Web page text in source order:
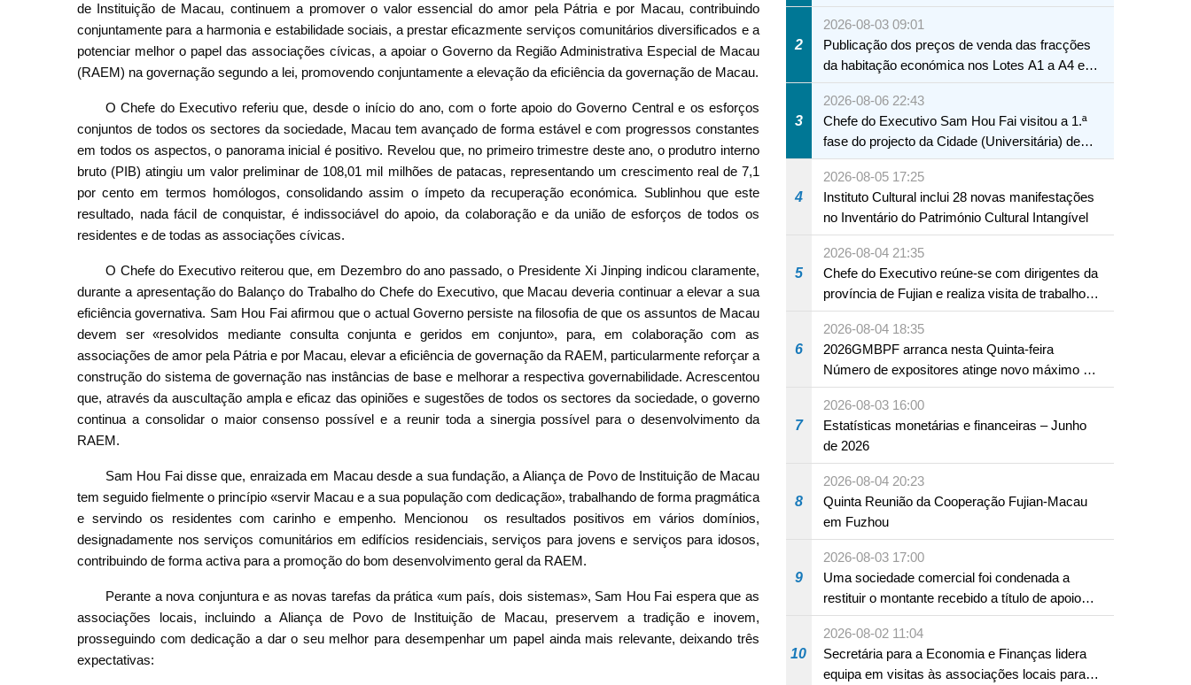
de Instituição de Macau, continuem a promover o valor essencial do amor pela Pátria e por Macau, contribuindo
conjuntamente para a harmonia e estabilidade sociais, a prestar eficazmente serviços comunitários diversificados e a
potenciar melhor o papel das associações cívicas, a apoiar o Governo da Região Administrativa Especial de Macau
(RAEM) na governação segundo a lei, promovendo conjuntamente a elevação da eficiência da governação de Macau.
O Chefe do Executivo referiu que, desde o início do ano, com o forte apoio do Governo Central e os esforços
conjuntos de todos os sectores da sociedade, Macau tem avançado de forma estável e com progressos constantes
em todos os aspectos, o panorama inicial é positivo. Revelou que, no primeiro trimestre deste ano, o produtro interno
bruto (PIB) atingiu um valor preliminar de 108,01 mil milhões de patacas, representando um crescimento real de 7,1
por cento em termos homólogos, consolidando assim o ímpeto da recuperação económica. Sublinhou que este
resultado, nada fácil de conquistar, é indissociável do apoio, da colaboração e da união de esforços de todos os
residentes e de todas as associações cívicas.
O Chefe do Executivo reiterou que, em Dezembro do ano passado, o Presidente Xi Jinping indicou claramente,
durante a apresentação do Balanço do Trabalho do Chefe do Executivo, que Macau deveria continuar a elevar a sua
eficiência governativa. Sam Hou Fai afirmou que o actual Governo persiste na filosofia de que os assuntos de Macau
devem ser «resolvidos mediante consulta conjunta e geridos em conjunto», para, em colaboração com as
associações de amor pela Pátria e por Macau, elevar a eficiência de governação da RAEM, particularmente reforçar a
construção do sistema de governação nas instâncias de base e melhorar a respectiva governabilidade. Acrescentou
que, através da auscultação ampla e eficaz das opiniões e sugestões de todos os sectores da sociedade, o governo
continua a consolidar o maior consenso possível e a reunir toda a sinergia possível para o desenvolvimento da
RAEM.
Sam Hou Fai disse que, enraizada em Macau desde a sua fundação, a Aliança de Povo de Instituição de Macau
tem seguido fielmente o princípio «servir Macau e a sua população com dedicação», trabalhando de forma pragmática
e servindo os residentes com carinho e empenho. Mencionou os resultados positivos em vários domínios,
designadamente nos serviços comunitários em edifícios residenciais, serviços para jovens e serviços para idosos,
contribuindo de forma activa para a promoção do bom desenvolvimento geral da RAEM.
Perante a nova conjuntura e as novas tarefas da prática «um país, dois sistemas», Sam Hou Fai espera que as
associações locais, incluindo a Aliança de Povo de Instituição de Macau, preservem a tradição e inovem,
prosseguindo com dedicação a dar o seu melhor para desempenhar um papel ainda mais relevante, deixando três
expectativas:
2
2026-08-03 09:01
Publicação dos preços de venda das fracções
da habitação económica nos Lotes A1 a A4 e
A12 da Zona A dos Novos Aterros
3
2026-08-06 22:43
Chefe do Executivo Sam Hou Fai visitou a 1.ª
fase do projecto da Cidade (Universitária) de
Educação Internacional de Macau e Hengqin
4
2026-08-05 17:25
Instituto Cultural inclui 28 novas manifestações
no Inventário do Património Cultural Intangível
5
2026-08-04 21:35
Chefe do Executivo reúne-se com dirigentes da
província de Fujian e realiza visita de trabalho
em Fuzhou
6
2026-08-04 18:35
2026GMBPF arranca nesta Quinta-feira
Número de expositores atinge novo máximo em
18 anos
7
2026-08-03 16:00
Estatísticas monetárias e financeiras – Junho
de 2026
8
2026-08-04 20:23
Quinta Reunião da Cooperação Fujian-Macau
em Fuzhou
9
2026-08-03 17:00
Uma sociedade comercial foi condenada a
restituir o montante recebido a título de apoio
pecuniário para combater a epidemia de 2022,
por não ter sido provado que reunia os
requisitos para a sua atribuição
10
2026-08-02 11:04
Secretária para a Economia e Finanças lidera
equipa em visitas às associações locais para